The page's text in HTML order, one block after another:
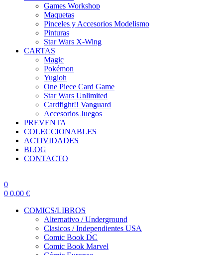
Games Workshop
Maquetas
Pinceles y Accesorios Modelismo
Pinturas
Star Wars X-Wing
CARTAS
Magic
Pokémon
Yugioh
One Piece Card Game
Star Wars Unlimited
Cardfight!! Vanguard
Accesorios Juegos
PREVENTA
COLECCIONABLES
ACTIVIDADES
BLOG
CONTACTO
0
0 0,00 €
COMICS/LIBROS
Alternativo / Underground
Clasicos / Independientes USA
Comic Book DC
Comic Book Marvel